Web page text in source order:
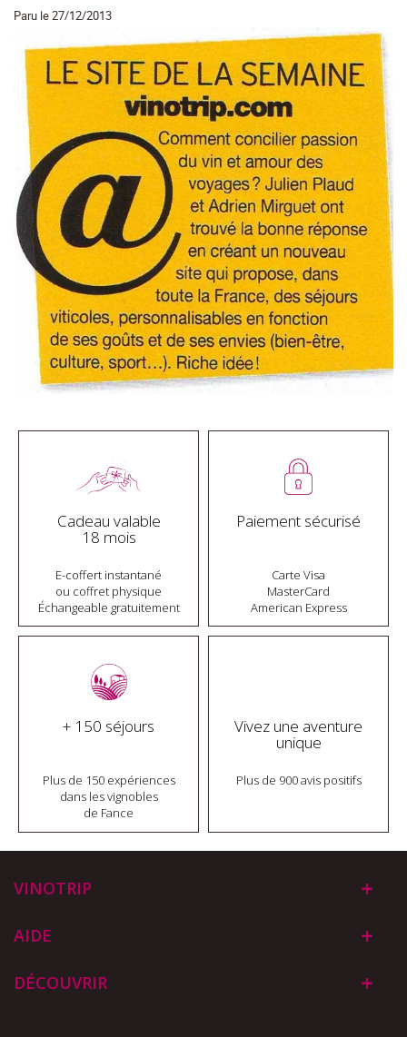
Paru le 27/12/2013
Cadeau valable
18 mois
E-coffert instantané
ou coffret physique
Échangeable gratuitement
Paiement sécurisé
Carte Visa
MasterCard
American Express
+ 150 séjours
Plus de 150 expériences
dans les vignobles
de Fance
Vivez une aventure
unique
Plus de 900 avis positifs
VINOTRIP
AIDE
DÉCOUVRIR